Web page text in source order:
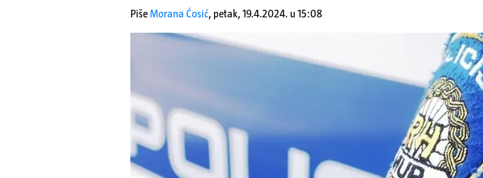
PišeMorana Ćosić, petak, 19.4.2024. u 15:08